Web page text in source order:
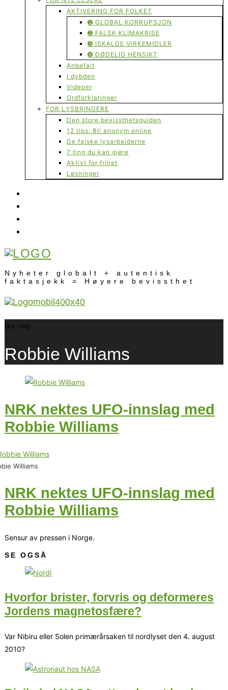
AKTIVERING FOR FOLKET
➊ GLOBAL KORRUPSJON
➋ FALSK KLIMAKRISE
➌ ISKALDE VIRKEMIDLER
➍ DØDELIG HENSIKT
Anbefalt
I dybden
Videoer
Ordforklaringer
FOR LYSBRINGERE
Den store bevissthetsguiden
12 tips: Bli anonym online
De falske lysarbeiderne
7 ting du kan gjøre
Aktivt for frihet
Løsninger
Nyheter globalt + autentisk
faktasjekk = Høyere bevissthet
Bla i tag
Robbie Williams
NRK nektes UFO-innslag med
Robbie Williams
Williams
NRK nektes UFO-innslag med
Robbie Williams
Sensur av pressen i Norge.
SE OGSÅ
Hvorfor brister, forvris og deformeres
Jordens magnetosfære?
Var Nibiru eller Solen primærårsaken til nordlyset den 4. august
2010?